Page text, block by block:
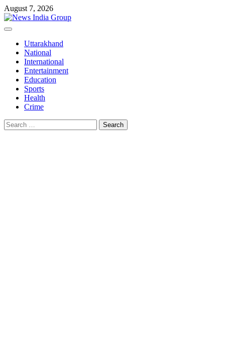
Skip
to
content
August 7, 2026
Primary
Uttarakhand
National
International
Entertainment
Education
Sports
Health
Crime
Search
for: